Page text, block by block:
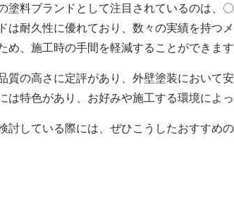
塗料ブランドとして注目されているのは
は耐久性に優れており、数々の実績を持
め、施工時の手間を軽減することができます
質の高さに定評があり、外壁塗装において
は特色があり、お好みや施工する環境によ
討している際には、ぜひこうしたおすすめ